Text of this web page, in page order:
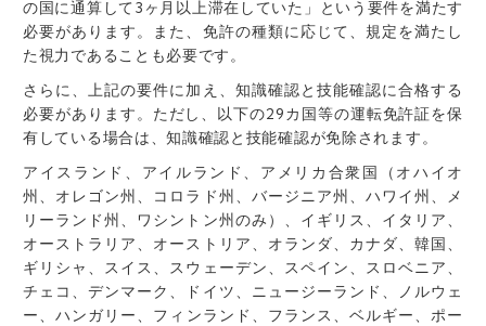
の国に通算して3ヶ月以上滞在していた」という要件を満たす
必要があります。また、免許の種類に応じて、規定を満たし
た視力であることも必要です。
さらに、上記の要件に加え、知識確認と技能確認に合格する
必要があります。ただし、以下の29カ国等の運転免許証を保
有している場合は、知識確認と技能確認が免除されます。
アイスランド、アイルランド、アメリカ合衆国（オハイオ
州、オレゴン州、コロラド州、バージニア州、ハワイ州、メ
リーランド州、ワシントン州のみ）、イギリス、イタリア、
オーストラリア、オーストリア、オランダ、カナダ、韓国、
ギリシャ、スイス、スウェ ーデン、スペイン、スロベニア、
チェコ、デンマーク、ドイツ、ニュージーランド、ノルウェ
ー
、ハンガリー、フィンランド、フランス、ベルギー、ポー